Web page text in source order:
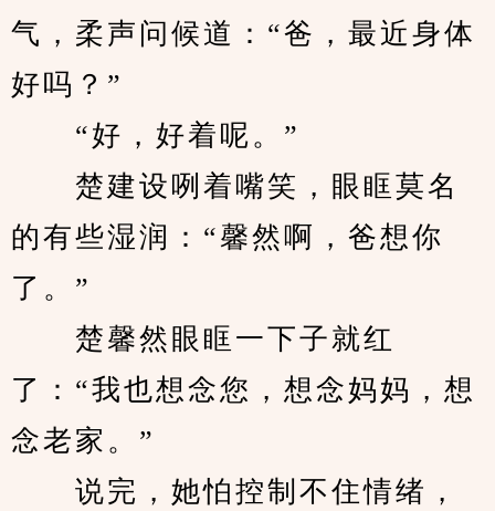
气，柔声问候道：“爸，最近身体
好吗？”
“好，好着呢。”
楚建设咧着嘴笑，眼眶莫名
的有些湿润：“馨然啊，爸想你
了。”
楚馨然眼眶一下子就红
了：“我也想念您，想念妈妈，想
念老家。”
说完，她怕控制不住情绪，